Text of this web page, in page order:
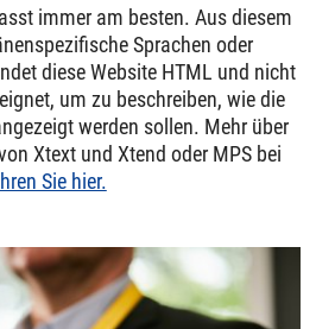
immer am besten. Aus diesem
Sprachen oder
diese Website HTML und nicht
um zu beschreiben, wie die
werden sollen. Mehr über
Xtext und Xtend oder MPS bei
Sie hier.